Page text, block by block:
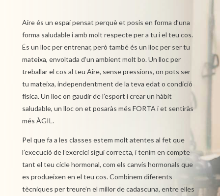
Aire és un espai pensat perquè et posis en forma d’una
forma saludable i amb molt respecte per a tu i el teu cos.
És un lloc per entrenar, però també és un lloc per ser tu
mateixa, envoltada d’un ambient molt bo. Un lloc per
treballar el cos al teu Aire, sense pressions, on pots ser
tu mateixa, independentment de la teva edat o condició
física. Un lloc on gaudir de l’esport i crear un hàbit
saludable, un lloc on et posaràs més FORTA i et sentiràs
més ÀGIL.
Pel que fa a les classes estem molt atentes al fet que
l’execució de l’exercici sigui correcta, i tenim en compte
tant el teu cicle hormonal, com els canvis hormonals que
es produeixen en el teu cos. Combinem diferents
tècniques per treure’n el millor de cadascuna, entre elles